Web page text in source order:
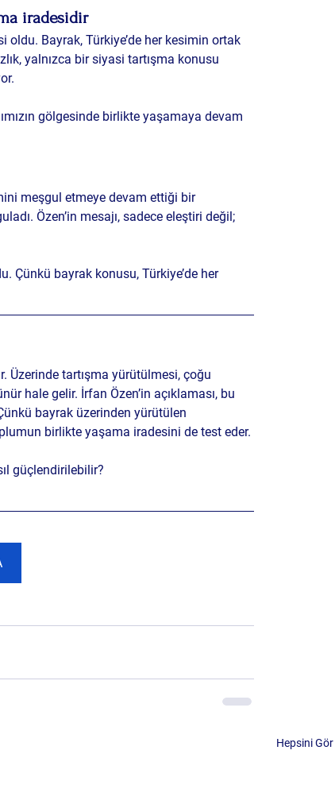
iradesidir
Bayrak, Türkiye’de her kesimin ortak
yalnızca bir siyasi tartışma konusu
gölgesinde birlikte yaşamaya devam
meşgul etmeye devam ettiği bir
Özen’in mesajı, sadece eleştiri değil;
Çünkü bayrak konusu, Türkiye’de her
Üzerinde tartışma yürütülmesi, çoğu
hale gelir. İrfan Özen’in açıklaması, bu
bayrak üzerinden yürütülen
birlikte yaşama iradesini de test eder.
güçlendirilebilir?
Hepsini Gör